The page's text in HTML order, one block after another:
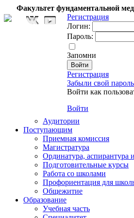
Факультет фундаментальной
Регистрация
Логин:
Пароль:
Запомни
Регистрация
Забыли свой
Войти как
Войти
Аудитории
Поступающим
Приемная комиссия
Магистратура
Ординатура, аспирантура
Подготовительные курсы
Работа со школами
Профориентация для
Общежитие
Образование
Учебная часть